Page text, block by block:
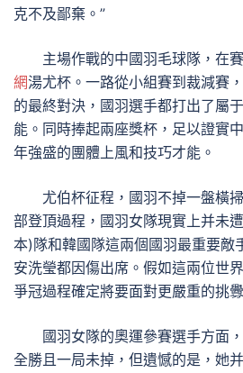
克不及鄙棄。”
主場作戰的中國羽毛球隊，在
網湯尤杯。一路從小組賽到裁減賽
的最終對決，國羽選手都打出了屬
能。同時捧起兩座獎杯，足以證實
年強盛的團體上風和技巧才能。
尤伯杯征程，國羽不掉一盤橫
部登頂過程，國羽女隊現實上并未
本)隊和韓國隊這兩個國羽最重要
安洗瑩都因傷出席。假如這兩位世
爭冠過程確定將要面對更嚴重的挑釁
國羽女隊的奧運參賽選手方面
全勝且一局未掉，但遺憾的是，她